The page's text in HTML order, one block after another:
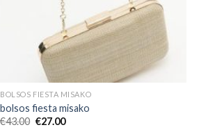
BOLSOS FIESTA MISAKO
bolsos fiesta misako
€43.00 €27.00